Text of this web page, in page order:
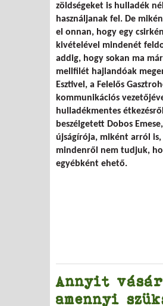
zöldségeket is hulladék
használjanak fel. De
el onnan, hogy egy
kivételével mindenét
addig, hogy sokan ma már
mellfilét hajlandóak
Esztivel, a Felelős
kommunikációs
hulladékmentes étkezésről
beszélgetett Dobos
újságírója, miként arról
mindenről nem tudjuk,
egyébként ehető.
Annyit
amennyi